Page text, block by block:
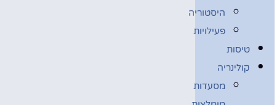
היסטוריה
פעילויות
טיסות
קולינריה
מסעדות